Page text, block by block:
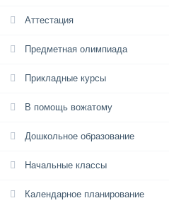
Аттестация
Предметная олимпиада
Прикладные курсы
В помощь вожатому
Дошкольное образование
Начальные классы
Календарное планирование